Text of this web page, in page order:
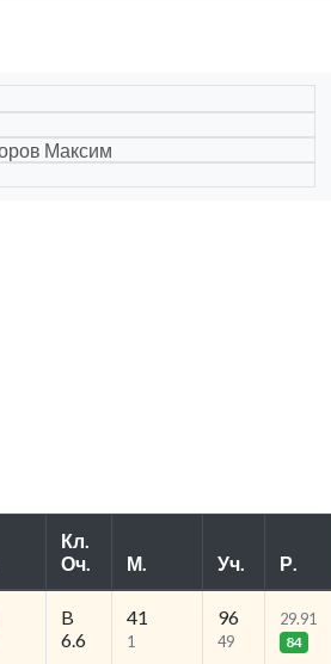
Максим
Кл.
Оч.
М. Уч. Р.
B
6.6
41
1
96
49
29.91
84